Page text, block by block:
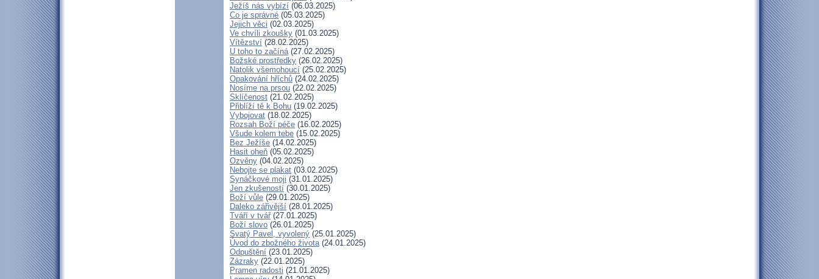
Ježíš nás vybízí (06.03.2025)
Co je správné (05.03.2025)
Jejich věci (02.03.2025)
Ve chvíli zkoušky (01.03.2025)
Vítězství (28.02.2025)
U toho to začíná(27.02.2025)
Božské prostředky (26.02.2025)
Natolik všemohoucí (25.02.2025)
Opakování hříchů (24.02.2025)
Nosíme na prsou (22.02.2025)
Sklíčenost (21.02.2025)
Přiblíží tě k Bohu (19.02.2025)
Vybojovat (18.02.2025)
Rozsah Boží péče (16.02.2025)
Všude kolem tebe (15.02.2025)
Bez Ježíše (14.02.2025)
Hasit oheň (05.02.2025)
Ozvěny (04.02.2025)
Nebojte se plakat (03.02.2025)
Synáčkové moji (31.01.2025)
Jen zkušeností (30.01.2025)
Boží vůle (29.01.2025)
Daleko zářivější (28.01.2025)
Tváří v tvář(27.01.2025)
Boží slovo (26.01.2025)
Svatý Pavel, vyvolený (25.01.2025)
Úvod do zbožného života(24.01.2025)
Odpuštění (23.01.2025)
Zázraky (22.01.2025)
Pramen radosti (21.01.2025)